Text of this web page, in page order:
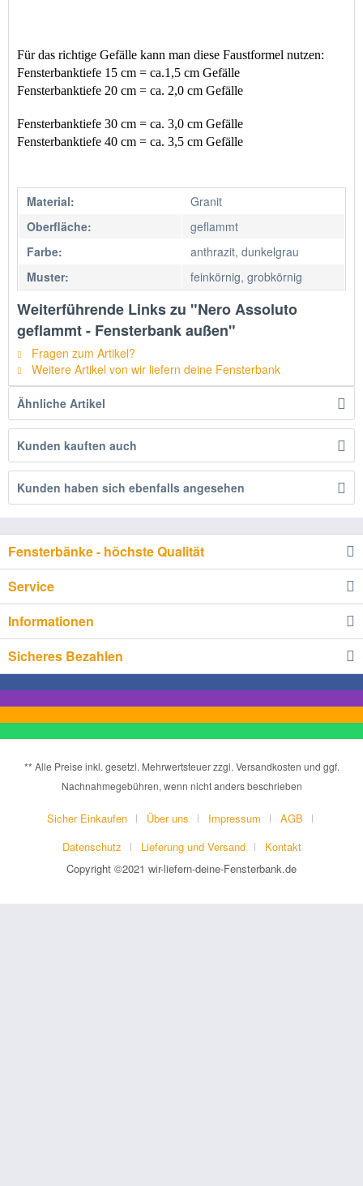
Für das richtige Gefälle kann man diese Faustformel nutzen:
Fensterbanktiefe 15 cm = ca.1,5 cm Gefälle
Fensterbanktiefe 20 cm = ca. 2,0 cm Gefälle
Fensterbanktiefe 30 cm = ca. 3,0 cm Gefälle
Fensterbanktiefe 40 cm = ca. 3,5 cm Gefälle
Material:
Granit
Oberfläche:
geflammt
Farbe:
anthrazit, dunkelgrau
Muster:
feinkörnig, grobkörnig
Weiterführende Links zu "Nero Assoluto
geflammt - Fensterbank außen"
Fragen zum Artikel?
Weitere Artikel von wir liefern deine Fensterbank
Ähnliche Artikel
Kunden kauften auch
Kunden haben sich ebenfalls angesehen
Fensterbänke - höchste Qualität
Service
Informationen
Sicheres Bezahlen
** Alle Preise inkl. gesetzl. Mehrwertsteuer zzgl. Versandkosten und ggf.
Nachnahmegebühren, wenn nicht anders beschrieben
Sicher Einkaufen Über uns Impressum
AGB
Datenschutz
Lieferung und Versand
Kontakt
Copyright ©2021 wir-liefern-deine-Fensterbank.de